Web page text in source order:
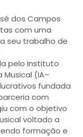
dos Campos
com uma
seu trabalho de
pelo Instituto
(IA–
fundada
com
com o objetivo
voltado a
formação e